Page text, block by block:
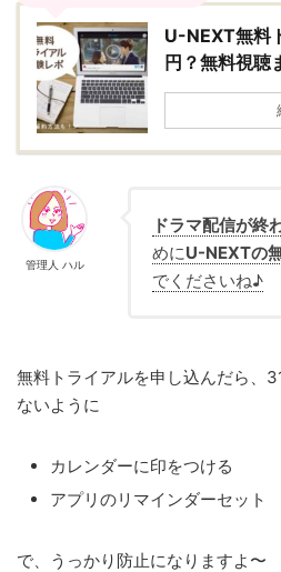
U-NEXT無料
円？無料視聴
管理人 ハル
ドラマ配信が終
めにU-NEXTの
でくださいね♪
無料トライアルを申し込んだら、
ないように
カレンダーに印をつける
アプリのリマインダーセット
で、うっかり防止になりますよ〜